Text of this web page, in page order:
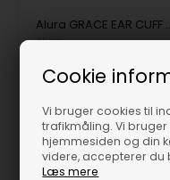
Cookie
Vi bruger cookies til
trafikmåling. Vi
hjemmesiden og din
videre, accepterer du
Læs mere
Alura
Alura
203,00 DKK
Vejl. udsalgspris 250,00
AL-ME5004